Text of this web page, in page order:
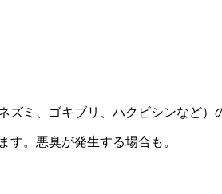
ズミ、ゴキブリ、ハクビシンなど
す。悪臭が発生する場合も。